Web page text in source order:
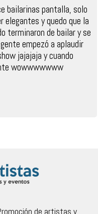
bailarinas pantalla, solo
elegantes y quedo que la
terminaron de bailar y se
empezó a aplaudir
jajajaja y cuando
wowwwwwww
de artistas y